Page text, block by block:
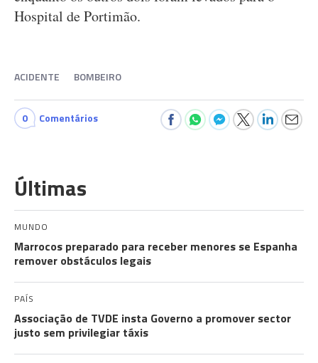
Hospital de Portimão.
ACIDENTE BOMBEIRO
0 Comentários
Últimas
MUNDO
Marrocos preparado para receber menores se Espanha
remover obstáculos legais
PAÍS
Associação de TVDE insta Governo a promover sector
justo sem privilegiar táxis